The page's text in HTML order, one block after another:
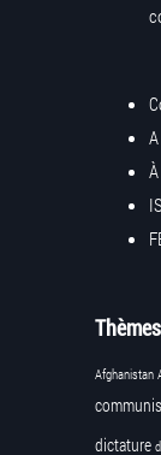
Thèmes
Afghanistan
dictature